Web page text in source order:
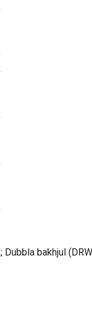
Dubbla bakhjul